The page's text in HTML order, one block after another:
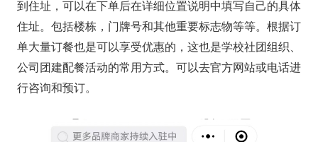
到住址，可以在下单后在详细位置说明中填写自己的具体
住址。包括楼栋，门牌号和其他重要标志物等等。根据订
单大量订餐也是可以享受优惠的，这也是学校社团组织、
公司团建配餐活动的常用方式。可以去官方网站或电话进
行咨询和预订。